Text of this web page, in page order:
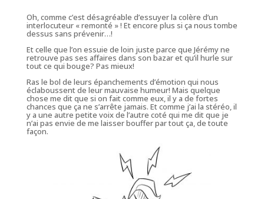
Oh, comme c’est désagréable d’essuyer la colère d’un
interlocuteur « remonté » ! Et encore plus si ça nous tombe
dessus sans prévenir…!
Et celle que l’on essuie de loin juste parce que Jérémy ne
retrouve pas ses affaires dans son bazar et qu’il hurle sur
tout ce qui bouge? Pas mieux!
Ras le bol de leurs épanchements d’émotion qui nous
éclaboussent de leur mauvaise humeur! Mais quelque
chose me dit que si on fait comme eux, il y a de fortes
chances que ça ne s’arrête jamais. Et comme j’ai la stéréo, il
y a une autre petite voix de l’autre coté qui me dit que je
n’ai pas envie de me laisser bouffer par tout ça, de toute
façon.